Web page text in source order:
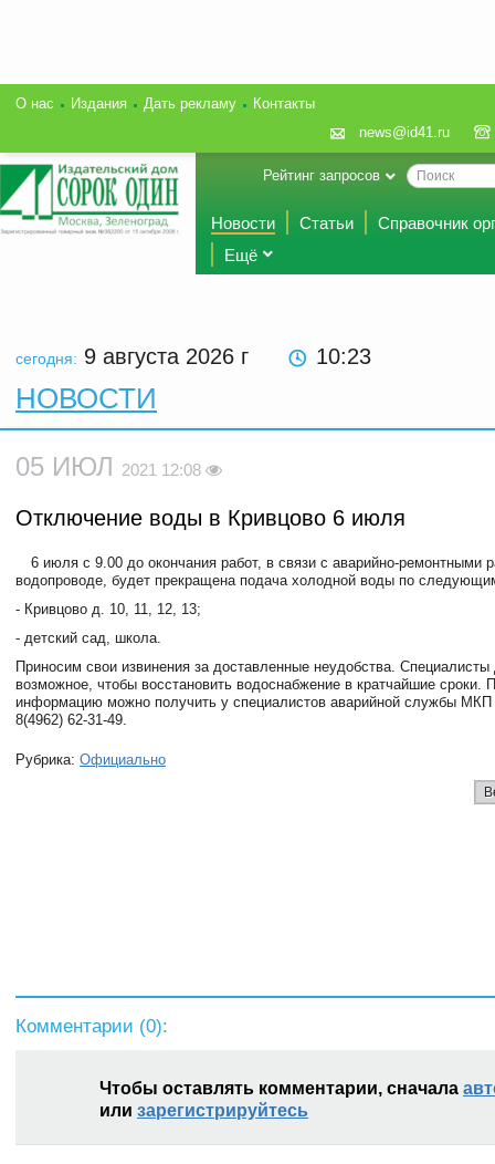
О нас Издания Дать рекламу
Контакты
news@id41.ru
Рейтинг запросов
Новости Статьи
Справочник
Ещё
сегодня: 9 августа 2026 г 10:23
НОВОСТИ
05 ИЮЛ 2021 12:08
Отключение воды в Кривцово 6 июля
6 июля с 9.00 до окончания работ, в связи с аварийно-ремонтными
водопроводе, будет прекращена подача холодной воды по
- Кривцово д. 10, 11, 12, 13;
- детский сад, школа.
Приносим свои извинения за доставленные неудобства.
возможное, чтобы восстановить водоснабжение в кратчайшие сроки.
информацию можно получить у специалистов аварийной службы
8(4962) 62-31-49.
Рубрика: Официально
Комментарии (0):
Чтобы оставлять комментарии, сначала
или зарегистрируйтесь